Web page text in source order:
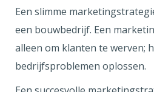
Over
Blog
Een slimme
een bouwbedrijf. Een
alleen om klanten te werven;
bedrijfsproblemen oplossen.